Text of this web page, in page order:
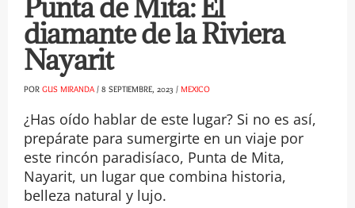
Punta de Mita: El
diamante de la Riviera
Nayarit
POR GUS MIRANDA / 8 SEPTIEMBRE, 2023 / MEXICO
¿Has oído hablar de este lugar? Si no es así,
prepárate para sumergirte en un viaje por
este rincón paradisíaco, Punta de Mita,
Nayarit, un lugar que combina historia,
belleza natural y lujo.